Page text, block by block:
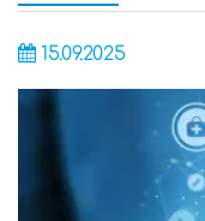
15.09.2025